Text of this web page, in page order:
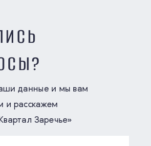
данные и мы вам
и расскажем
Заречье»